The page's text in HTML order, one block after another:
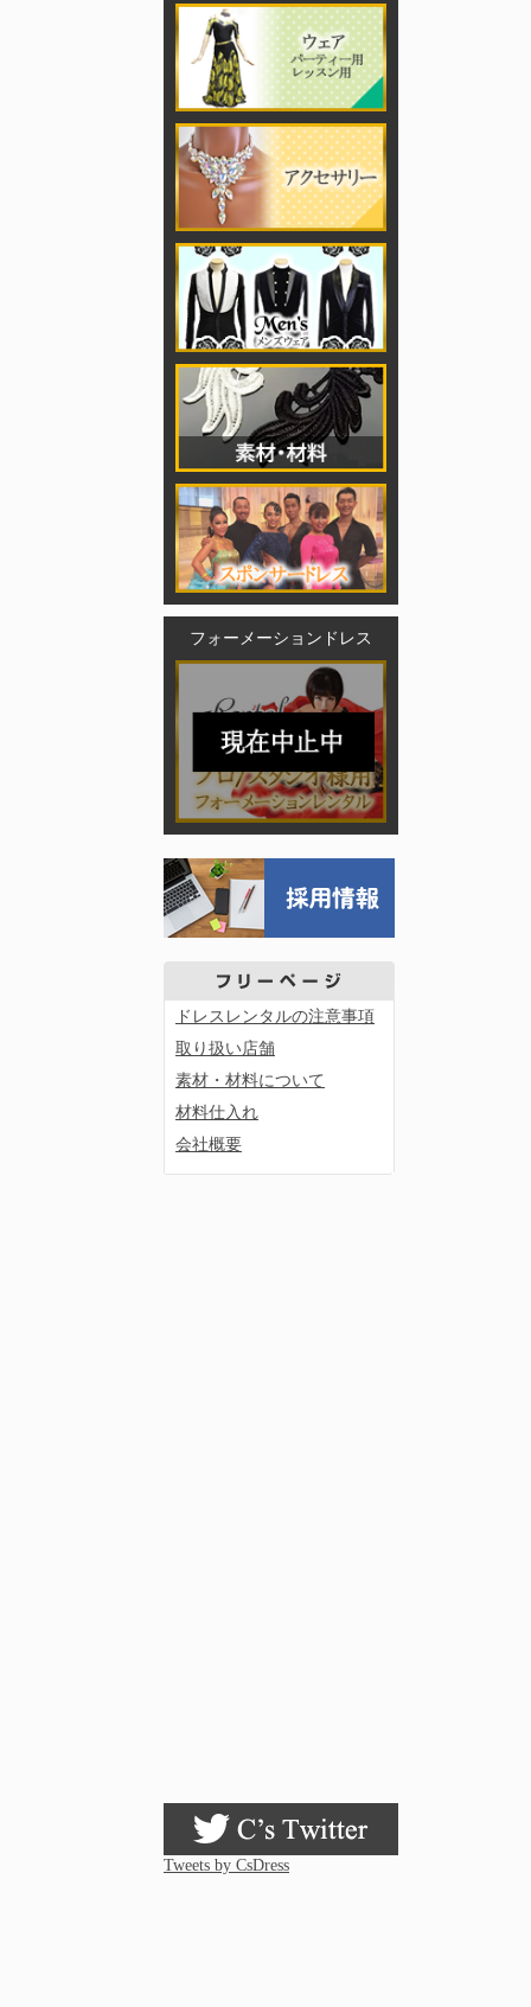
フォーメーションドレス
ドレスレンタルの注意事項
取り扱い店舗
素材・材料について
材料仕入れ
会社概要
Tweets by CsDress